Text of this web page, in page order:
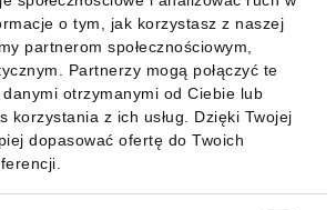
o tym, jak korzystasz z naszej
partnerom społecznościowym,
Partnerzy mogą połączyć te
otrzymanymi od Ciebie lub
korzystania z ich usług. Dzięki Twojej
dopasować ofertę do Twoich
naszą aplikację mobilną: